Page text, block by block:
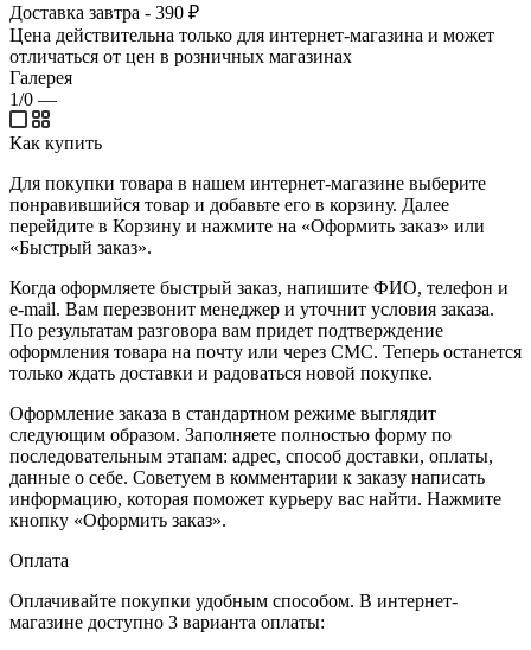
Доставка завтра - 390 ₽
Цена действительна только для интернет-магазина и может
отличаться от цен в розничных магазинах
Галерея
1/0 —
Как купить
Для покупки товара в нашем интернет-магазине выберите
понравившийся товар и добавьте его в корзину. Далее
перейдите в Корзину и нажмите на «Оформить заказ» или
«Быстрый заказ».
Когда оформляете быстрый заказ, напишите ФИО, телефон и
e-mail. Вам перезвонит менеджер и уточнит условия заказа.
По результатам разговора вам придет подтверждение
оформления товара на почту или через СМС. Теперь останется
только ждать доставки и радоваться новой покупке.
Оформление заказа в стандартном режиме выглядит
следующим образом. Заполняете полностью форму по
последовательным этапам: адрес, способ доставки, оплаты,
данные о себе. Советуем в комментарии к заказу написать
информацию, которая поможет курьеру вас найти. Нажмите
кнопку «Оформить заказ».
Оплата
Оплачивайте покупки удобным способом. В интернет-
магазине доступно 3 варианта оплаты: